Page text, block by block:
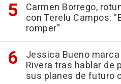
Carmen Borrego,
con Terelu Campos:
romper"
Jessica Bueno
Rivera tras hablar de
sus planes de futuro